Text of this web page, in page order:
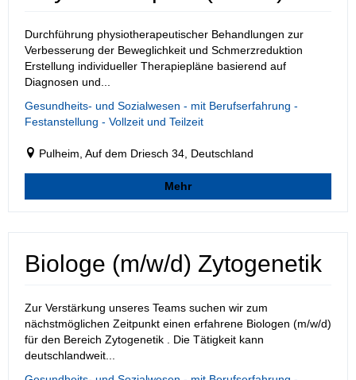
Durchführung physiotherapeutischer Behandlungen zur
Verbesserung der Beweglichkeit und Schmerzreduktion
Erstellung individueller Therapiepläne basierend auf
Diagnosen und...
Gesundheits- und Sozialwesen - mit Berufserfahrung -
Festanstellung - Vollzeit und Teilzeit
Pulheim, Auf dem Driesch 34, Deutschland
Mehr
Biologe (m/w/d) Zytogenetik
Zur Verstärkung unseres Teams suchen wir zum
nächstmöglichen Zeitpunkt einen erfahrene Biologen (m/w/d)
für den Bereich Zytogenetik . Die Tätigkeit kann
deutschlandweit...